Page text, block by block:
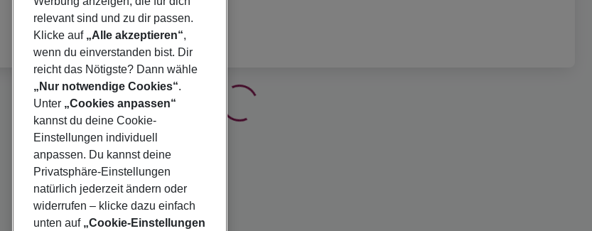
relevant sind und zu dir passen.
Klicke auf „Alle akzeptieren“,
wenn du einverstanden bist. Dir
reicht das Nötigste? Dann wähle
„Nur notwendige Cookies“.
Unter „Cookies anpassen“
kannst du deine Cookie-
Einstellungen individuell
anpassen. Du kannst deine
Privatsphäre-Einstellungen
natürlich jederzeit ändern oder
widerrufen – klicke dazu einfach
unten auf „Cookie-Einstellungen